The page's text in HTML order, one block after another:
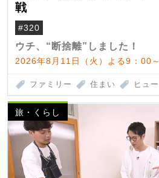
戦
#320
ウチ、“断捨離”しました！
2026年8月11日（火）よる9：00
ファミリー 住まい ヒュ
旅・くらし